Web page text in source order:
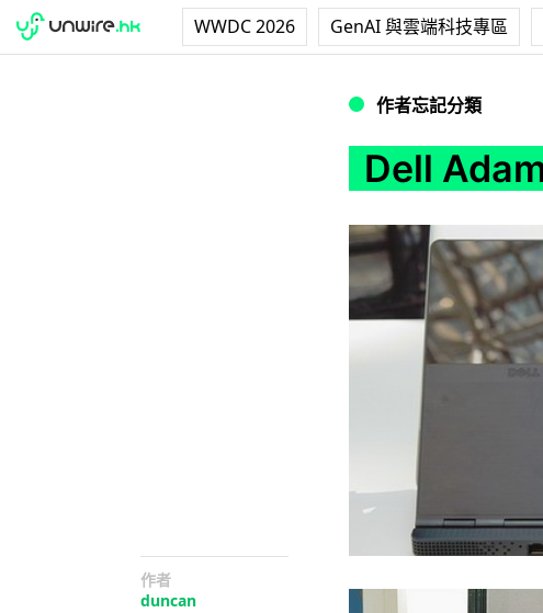
WWDC 2026 GenAI 與雲端科技專區
作者忘記分類
Dell
作者
duncan